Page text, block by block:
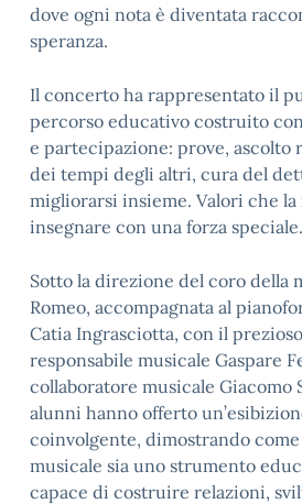
dove ogni nota è diventata
speranza.
Il concerto ha rappresentato il
percorso educativo costruito
e partecipazione: prove,
dei tempi degli altri, cura del
migliorarsi insieme. Valori che la
insegnare con una forza speciale.
Sotto la direzione del coro della
Romeo, accompagnata al
Catia Ingrasciotta, con il
responsabile musicale Gaspare
collaboratore musicale Giacomo
alunni hanno offerto
coinvolgente, dimostrando
musicale sia uno strumento
capace di costruire relazioni,